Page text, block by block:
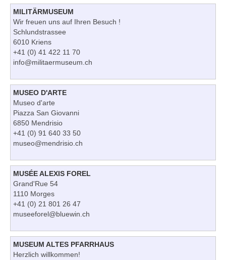
MILITÄRMUSEUM
Wir freuen uns auf Ihren Besuch !
Schlundstrassee
6010 Kriens
+41 (0) 41 422 11 70
info@militaermuseum.ch
MUSEO D'ARTE
Museo d'arte
Piazza San Giovanni
6850 Mendrisio
+41 (0) 91 640 33 50
museo@mendrisio.ch
MUSÉE ALEXIS FOREL
Grand'Rue 54
1110 Morges
+41 (0) 21 801 26 47
museeforel@bluewin.ch
MUSEUM ALTES PFARRHAUS
Herzlich willkommen!